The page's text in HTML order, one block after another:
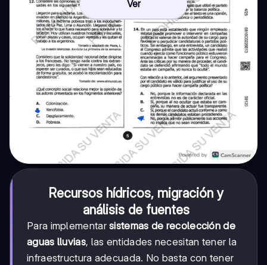
Ver
Recursos hídricos, migración y
análisis de fuentes
Para implementarsistemas de recolección de
aguas lluvias, las entidades necesitan tener la
infraestructura adecuada. No basta con tener